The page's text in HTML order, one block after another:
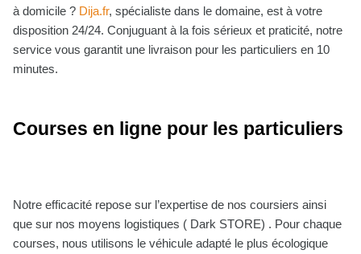
à domicile ? Dija.fr, spécialiste dans le domaine, est à votre
disposition 24/24. Conjuguant à la fois sérieux et praticité, notre
service vous garantit une livraison pour les particuliers en 10
minutes.
Courses en ligne pour les particuliers
Notre efficacité repose sur l’expertise de nos coursiers ainsi
que sur nos moyens logistiques ( Dark STORE) . Pour chaque
courses, nous utilisons le véhicule adapté le plus écologique